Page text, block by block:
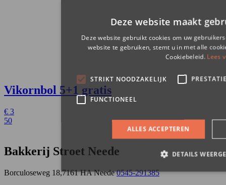
Vikornbol 5+1 gratis
€ 3
50
Bakkerij Stroet Neede
Borculoseweg 18,7161 HA Neede0545-291385